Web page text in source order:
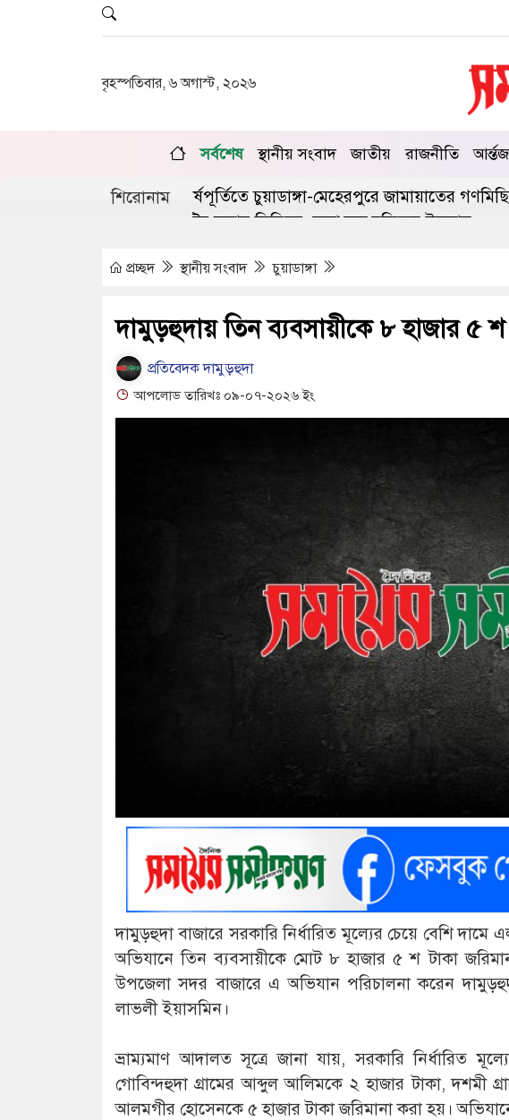
বৃহস্পতিবার, ৬ অগাস্ট, ২০২৬
সর্বশেষ স্থানীয় সংবাদ জাতীয় রাজনীতি
শিরোনাম
দ্বিতীয় বর্ষপূর্তিতে চুয়াডাঙ্গা-মেহেরপুরে জামায়াতের গণমিছিল
লিগ্যাল এইড কমিটির সভায় সিনিয়র জেলা জজ রফিকুল ইসলাম
প্রচ্ছদ স্থানীয় সংবাদ চুয়াডাঙ্গা
দামুড়হুদায় তিন ব্যবসায়ীকে ৮ হাজার ৫ শ
প্রতিবেদক দামুড়হুদা
আপলোড তারিখঃ ০৯-০৭-২০২৬ ইং
দামুড়হুদা বাজারে সরকারি নির্ধারিত মূল্যের চেয়ে বেশি
অভিযানে তিন ব্যবসায়ীকে মোট ৮ হাজার ৫ শ টাকা
উপজেলা সদর বাজারে এ অভিযান পরিচালনা করেন দামুড়হুদা
লাভলী ইয়াসমিন।
ভ্রাম্যমাণ আদালত সূত্রে জানা যায়, সরকারি নির্ধারিত
গোবিন্দহুদা গ্রামের আব্দুল আলিমকে ২ হাজার টাকা, দশমী
আলমগীর হোসেনকে ৫ হাজার টাকা জরিমানা করা হয়।